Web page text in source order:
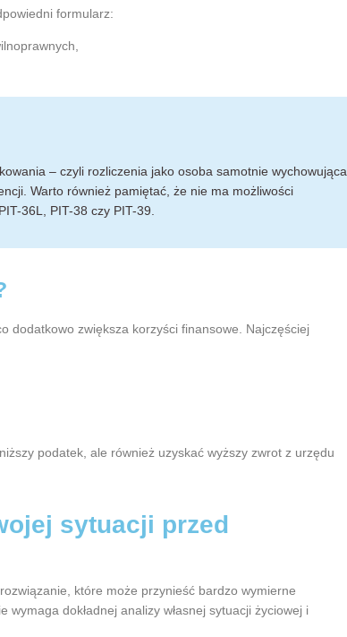
formularz:
– czyli rozliczenia jako osoba samotnie wychowująca
Warto również pamiętać, że nie ma możliwości
36L, PIT-38 czy PIT-39.
dodatkowo zwiększa korzyści finansowe. Najczęściej
podatek, ale również uzyskać wyższy zwrot z urzędu
sytuacji przed
które może przynieść bardzo wymierne
dokładnej analizy własnej sytuacji życiowej i